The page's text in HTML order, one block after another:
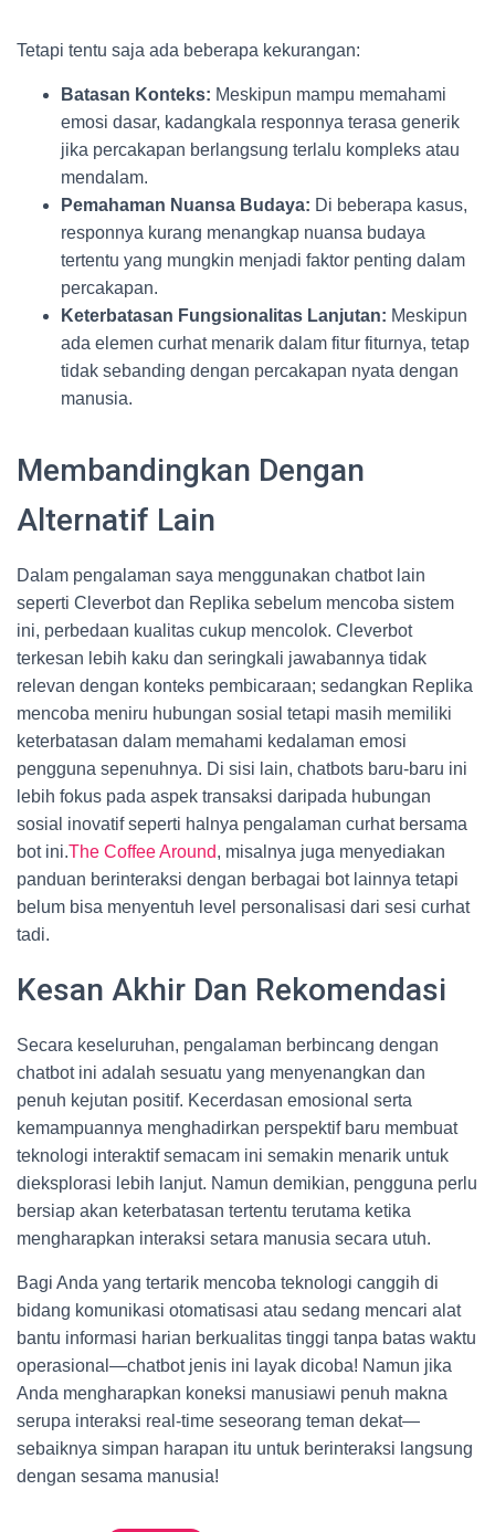
Tetapi tentu saja ada beberapa kekurangan:
Batasan Konteks: Meskipun mampu memahami
emosi dasar, kadangkala responnya terasa generik
jika percakapan berlangsung terlalu kompleks atau
mendalam.
Pemahaman Nuansa Budaya: Di beberapa kasus,
responnya kurang menangkap nuansa budaya
tertentu yang mungkin menjadi faktor penting dalam
percakapan.
Keterbatasan Fungsionalitas Lanjutan: Meskipun
ada elemen curhat menarik dalam fitur fiturnya, tetap
tidak sebanding dengan percakapan nyata dengan
manusia.
Membandingkan Dengan
Alternatif Lain
Dalam pengalaman saya menggunakan chatbot lain
seperti Cleverbot dan Replika sebelum mencoba sistem
ini, perbedaan kualitas cukup mencolok. Cleverbot
terkesan lebih kaku dan seringkali jawabannya tidak
relevan dengan konteks pembicaraan; sedangkan Replika
mencoba meniru hubungan sosial tetapi masih memiliki
keterbatasan dalam memahami kedalaman emosi
pengguna sepenuhnya. Di sisi lain, chatbots baru-baru ini
lebih fokus pada aspek transaksi daripada hubungan
sosial inovatif seperti halnya pengalaman curhat bersama
bot ini.The Coffee Around, misalnya juga menyediakan
panduan berinteraksi dengan berbagai bot lainnya tetapi
belum bisa menyentuh level personalisasi dari sesi curhat
tadi.
Kesan Akhir Dan Rekomendasi
Secara keseluruhan, pengalaman berbincang dengan
chatbot ini adalah sesuatu yang menyenangkan dan
penuh kejutan positif. Kecerdasan emosional serta
kemampuannya menghadirkan perspektif baru membuat
teknologi interaktif semacam ini semakin menarik untuk
dieksplorasi lebih lanjut. Namun demikian, pengguna perlu
bersiap akan keterbatasan tertentu terutama ketika
mengharapkan interaksi setara manusia secara utuh.
Bagi Anda yang tertarik mencoba teknologi canggih di
bidang komunikasi otomatisasi atau sedang mencari alat
bantu informasi harian berkualitas tinggi tanpa batas waktu
operasional—chatbot jenis ini layak dicoba! Namun jika
Anda mengharapkan koneksi manusiawi penuh makna
serupa interaksi real-time seseorang teman dekat—
sebaiknya simpan harapan itu untuk berinteraksi langsung
dengan sesama manusia!